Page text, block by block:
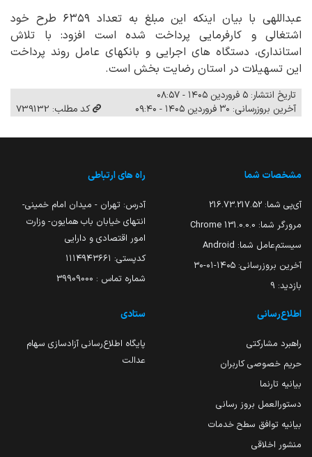
عبداللهی با بیان اینکه این مبلغ به تعداد ۶۳۵۹ طرح خود
اشتغالی و کارفرمایی پرداخت شده است افزود: با تلاش
استانداری، دستگاه های اجرایی و بانکهای عامل روند پرداخت
این تسهیلات در استان رضایت بخش است.
تاریخ انتشار: ۵ فروردین ۱۴۰۵ - ۰۸:۵۷
آخرین بروزرسانی: ۳۰ فروردین ۱۴۰۵ - ۰۹:۴۰
کد مطلب: 739132
مشخصات شما
آی‌پی شما: 216.73.217.52
مرورگر شما: 131.0.0.0 Chrome
سیستم‌عامل شما: Android
آخرین بروزرسانی: ۱۴۰۵-۰۱-۳۰
بازدید: 9
راه های ارتباطی
آدرس: تهران - میدان امام خمینی-
انتهای خیابان باب همایون- وزارت
امور اقتصادی و دارایی
کدپستی: ۱۱۱۴۹۴۳۶۶۱
شماره تماس : 39909000
اطلاع‌رسانی
راهبرد مشارکتی
حریم خصوصی کاربران
بیانیه تارنما
دستورالعمل بروز رسانی
بیانیه توافق سطح خدمات
منشور اخلاقی
ستادی
پایگاه اطلاع‌رسانی آزادسازی سهام
عدالت